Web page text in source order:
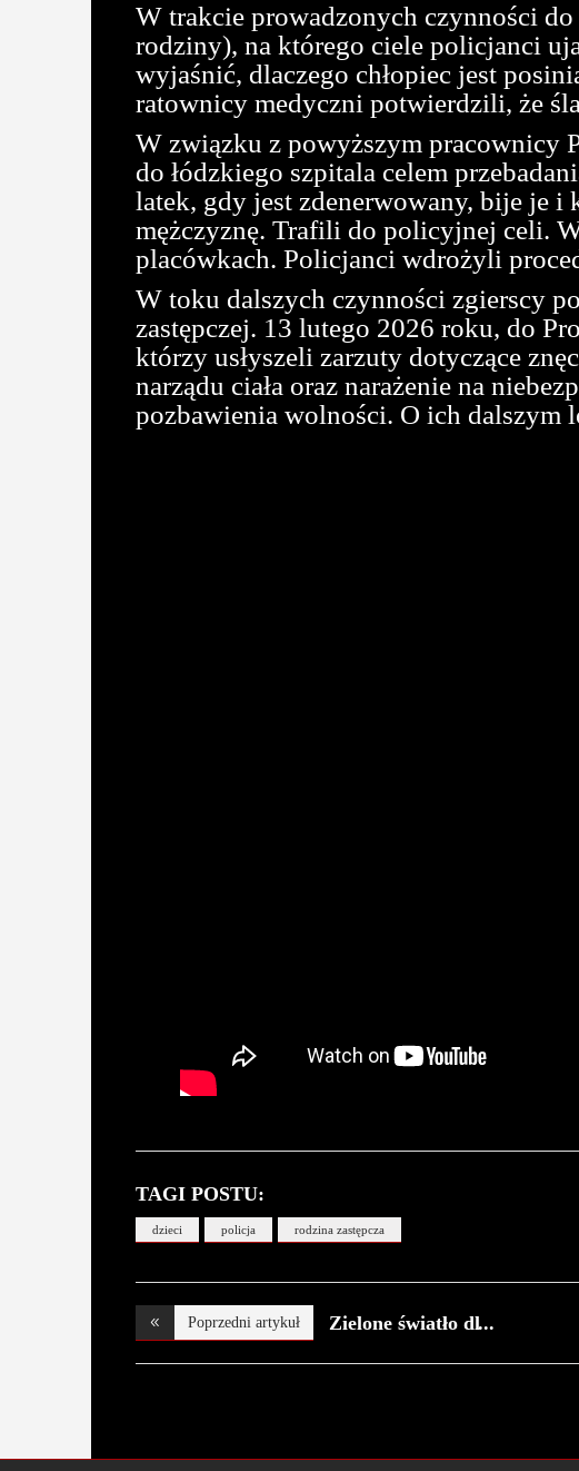
W trakcie prowadzonych czynności
rodziny), na którego ciele policjanci
wyjaśnić, dlaczego chłopiec jest
ratownicy medyczni potwierdzili, że
W związku z powyższym pracownicy
do łódzkiego szpitala celem
latek, gdy jest zdenerwowany, bije je
mężczyznę. Trafili do policyjnej celi.
placówkach. Policjanci wdrożyli
W toku dalszych czynności zgierscy
zastępczej. 13 lutego 2026 roku, do
którzy usłyszeli zarzuty dotyczące
narządu ciała oraz narażenie na
pozbawienia wolności. O ich dalszym
TAGI POSTU:
dzieci policja rodzina zastępcza
Poprzedni artykuł Zielone światło dl